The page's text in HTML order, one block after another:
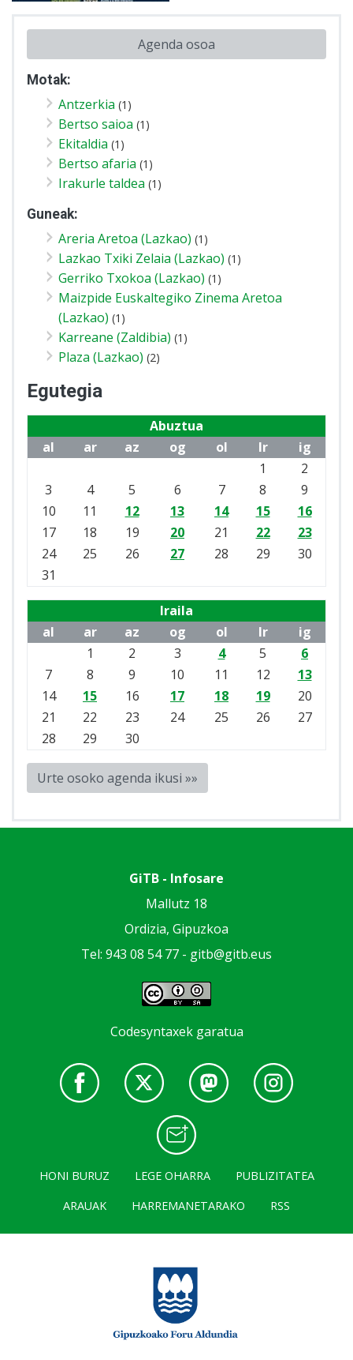
Agenda osoa
Motak:
Antzerkia (1)
Bertso saioa (1)
Ekitaldia (1)
Bertso afaria (1)
Irakurle taldea (1)
Guneak:
Areria Aretoa (Lazkao) (1)
Lazkao Txiki Zelaia (Lazkao) (1)
Gerriko Txokoa (Lazkao) (1)
Maizpide Euskaltegiko Zinema Aretoa
(Lazkao) (1)
Karreane (Zaldibia) (1)
Plaza (Lazkao) (2)
Egutegia
Abuztua
al
ar az og ol lr
ig
1
2
3
4 5 6 7 8
9
10
11 12 13 14 15
16
17
18 19 20 21 22
23
24
25 26 27 28 29
30
31
Iraila
al
ar az og ol lr
ig
1
2 3 4 5
6
7
8 9 10 11 12
13
14
15 16 17 18 19
20
21
22 23 24 25 26
27
28
29 30
Urte osoko agenda ikusi »»
GiTB - Infosare
Mallutz 18
Ordizia, Gipuzkoa
Tel: 943 08 54 77 - gitb@gitb.eus
Codesyntaxek garatua
HONI BURUZ LEGE OHARRA
PUBLIZITATEA
ARAUAK
HARREMANETARAKO RSS